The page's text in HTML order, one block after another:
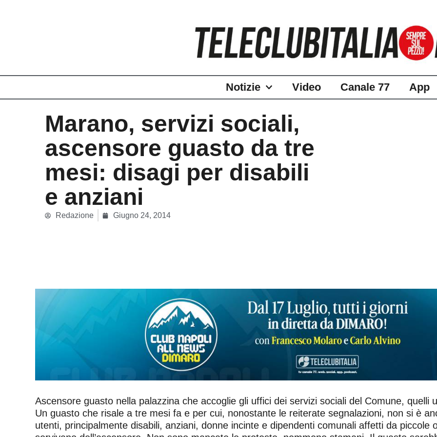
Notizie Video Canale 77 App
Marano, servizi sociali,
ascensore guasto da tre
mesi: disagi per disabili
e anziani
Redazione Giugno 24, 2014
Ascensore guasto nella palazzina che accoglie gli uffici dei servizi sociali del Comune, quelli
Un guasto che risale a tre mesi fa e per cui, nonostante le reiterate segnalazioni, non si è
utenti, principalmente disabili, anziani, donne incinte e dipendenti comunali affetti da piccole